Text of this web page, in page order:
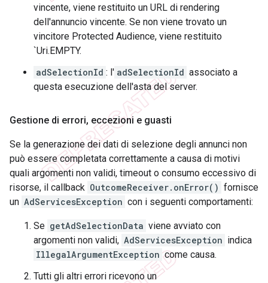
vincente, viene restituito un URL di rendering
dell'annuncio vincente. Se non viene trovato un
vincitore Protected Audience, viene restituito
`Uri.EMPTY.
adSelectionId : l' adSelectionId associato a
questa esecuzione dell'asta del server.
Gestione di errori, eccezioni e guasti
Se la generazione dei dati di selezione degli annunci non
può essere completata correttamente a causa di motivi
quali argomenti non validi, timeout o consumo eccessivo di
risorse, il callback OutcomeReceiver.onError() fornisce
un AdServicesException con i seguenti comportamenti:
Se getAdSelectionData viene avviato con
argomenti non validi, AdServicesException indica
IllegalArgumentException come causa.
Tutti gli altri errori ricevono un